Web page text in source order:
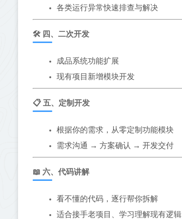
各类运行异常快速排查与解决
🛠️ 四、二次开发
成品系统功能扩展
现有项目新增模块开发
📋 五、定制开发
根据你的需求，从零定制功能模块
需求沟通 → 方案确认 → 开发交付
📖 六、代码讲解
看不懂的代码，逐行帮你拆解
适合接手老项目、学习理解现有逻辑